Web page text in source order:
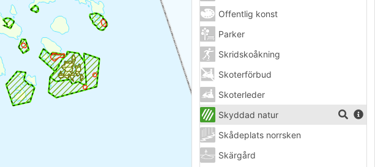
Offentlig konst
Parker
Skridskoåkning
Skoterförbud
Skoterleder
Skyddad natur
Skådeplats norrsken
Skärgård